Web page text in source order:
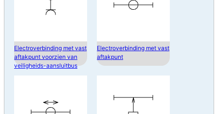
Electroverbinding met vast
aftakpunt voorzien van
veiligheids-aansluitbus
Electroverbinding met vast
aftakpunt